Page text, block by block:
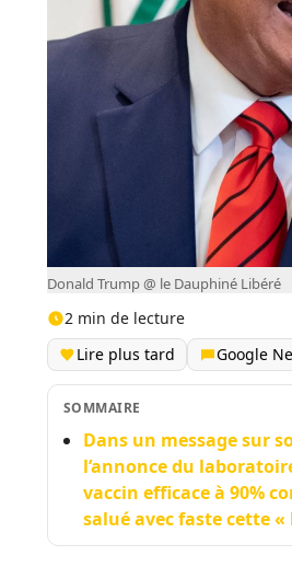
Donald Trump @ le Dauphiné Libéré
2 min de lecture
Lire plus tard
Google
SOMMAIRE
Dans un message sur
l’annonce du
vaccin efficace à 90%
salué avec faste cette